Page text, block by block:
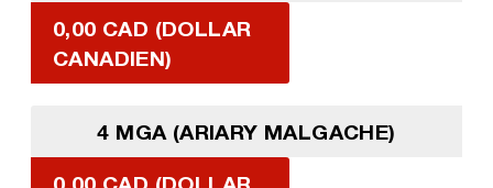
0,00 CAD (DOLLAR
CANADIEN)
4 MGA (ARIARY MALGACHE)
0,00 CAD (DOLLAR